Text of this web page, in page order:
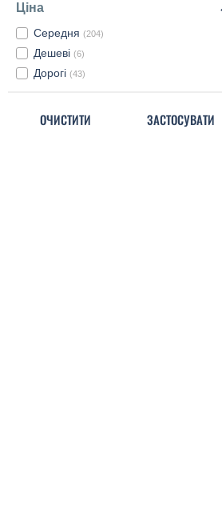
Ціна
Середня (204)
Дешеві (6)
Дорогі (43)
ОЧИСТИТИ ЗАСТОСУВАТИ